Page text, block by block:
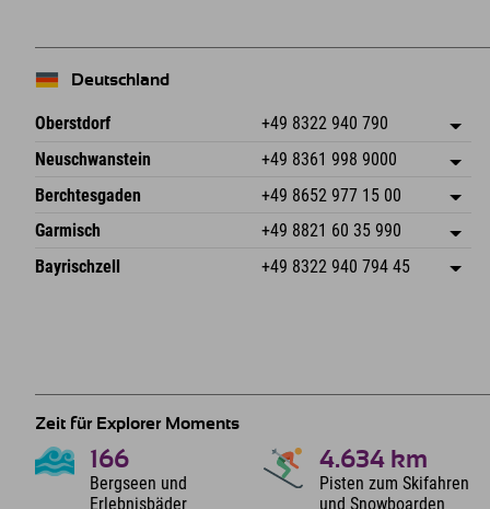
Deutschland
Oberstdorf +49 8322 940 790
An der Breitach 3
Deutschland
Adresse speichern
Buchen
Neuschwanstein +49 8361 998 9000
An der Riese 45
87484 Nesselwang im Allgäu
Deutschland
Adresse speichern
Buchen
Berchtesgaden +49 8652 977 15 00
Hofreitstr. 7
Deutschland
Adresse speichern
Buchen
Garmisch +49 8821 60 35 990
Frickenstraße 22
82490 Farchant
Adresse speichern
Bayrischzell +49 8322 940 794 45
Zeit für Explorer Moments
166
Bergseen und
Erlebnisbäder
4.634 km
Pisten zum Skifahren
und Snowboarden